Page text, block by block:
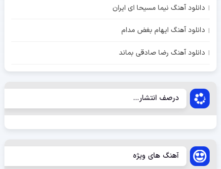
دانلود آهنگ نیما مسیحا ای ایران
دانلود آهنگ ایهام بغض مدام
دانلود آهنگ رضا صادقی بماند
درصف انتشار...
آهنگ های ویژه